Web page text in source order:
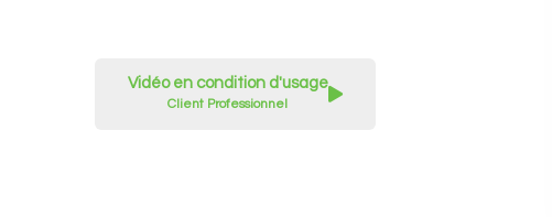
Vidéo en condition d'usage
Client Professionnel